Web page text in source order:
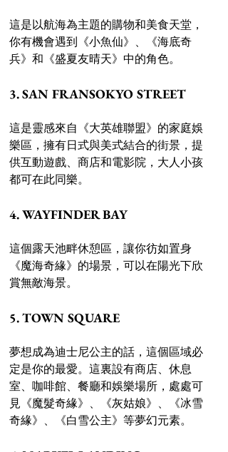
這是以航海為主題的購物和美食天堂，
你有機會遇到《小魚仙》、《海底奇
兵》和《盛夏友晴天》中的角色。
3. SAN FRANSOKYO STREET
這是靈感來自《大英雄聯盟》的家庭娛
樂區，擁有日式與美式結合的街景，提
供互動遊戲、商店和電影院，大人小孩
都可在此同樂。
4. WAYFINDER BAY
這個露天池畔休憩區，讓你彷如置身
《魔海奇緣》的場景，可以在陽光下欣
賞無敵海景。
5. TOWN SQUARE
夢想成為迪士尼公主的話，這個區域必
定是你的最愛。這裏設有商店、休息
室、咖啡館、餐廳和娛樂場所，處處可
見《魔髮奇緣》、《灰姑娘》、《冰雪
奇緣》、《白雪公主》等夢幻元素。